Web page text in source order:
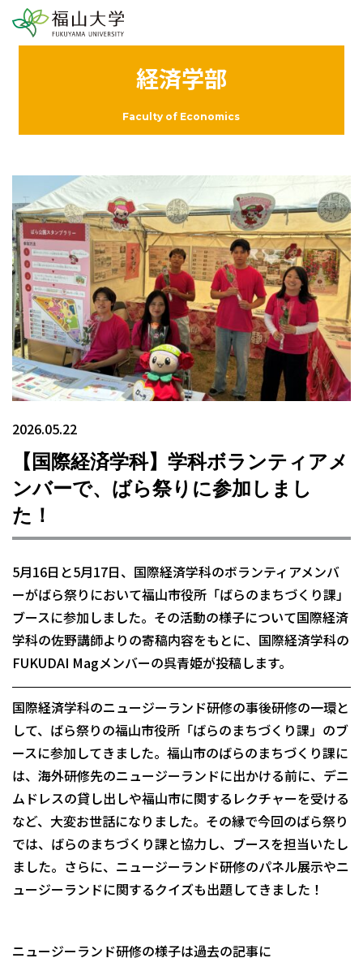
経済学部
Faculty of Economics
2026.05.22
【国際経済学科】学科ボランティアメ
ンバーで、ばら祭りに参加しまし
た！
5月16日と5月17日、国際経済学科のボランティアメンバ
ーがばら祭りにおいて福山市役所「ばらのまちづくり課」
ブースに参加しました。その活動の様子について国際経済
学科の佐野講師よりの寄稿内容をもとに、国際経済学科の
FUKUDAI Magメンバーの呉青姫が投稿します。
国際経済学科のニュージーランド研修の事後研修の一環と
して、ばら祭りの福山市役所「ばらのまちづくり課」のブ
ースに参加してきました。福山市のばらのまちづくり課に
は、海外研修先のニュージーランドに出かける前に、デニ
ムドレスの貸し出しや福山市に関するレクチャーを受ける
など、大変お世話になりました。その縁で今回のばら祭り
では、ばらのまちづくり課と協力し、ブースを担当いたし
ました。さらに、ニュージーランド研修のパネル展示やニ
ュージーランドに関するクイズも出題してきました！
ニュージーランド研修の様子は過去の記事に